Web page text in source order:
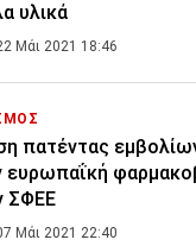
υλικά
Μάι 2021 18:46
πατέντας
ευρωπαΐκή
ΣΦΕΕ
Μάι 2021 22:40